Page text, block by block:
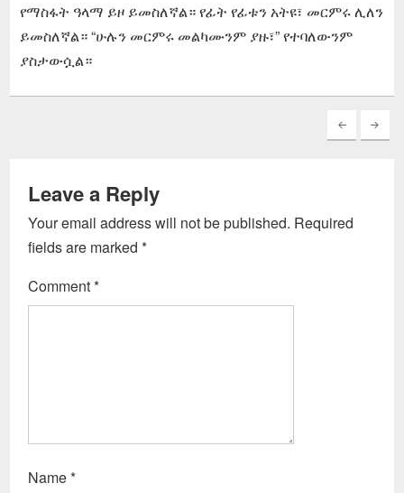
የማስፋት ዓላማ ይዞ ይመስለኛል። የፊት የፊቱን አትዩ፣ መርምሩ ሊለን
ይመስለኛል። “ሁሉን መርምሩ መልካሙንም ያዙ፣” የተባለውንም
ያስታውሷል።
Leave a Reply
Your email address will not be published. Required
fields are marked*
Comment*
Name*